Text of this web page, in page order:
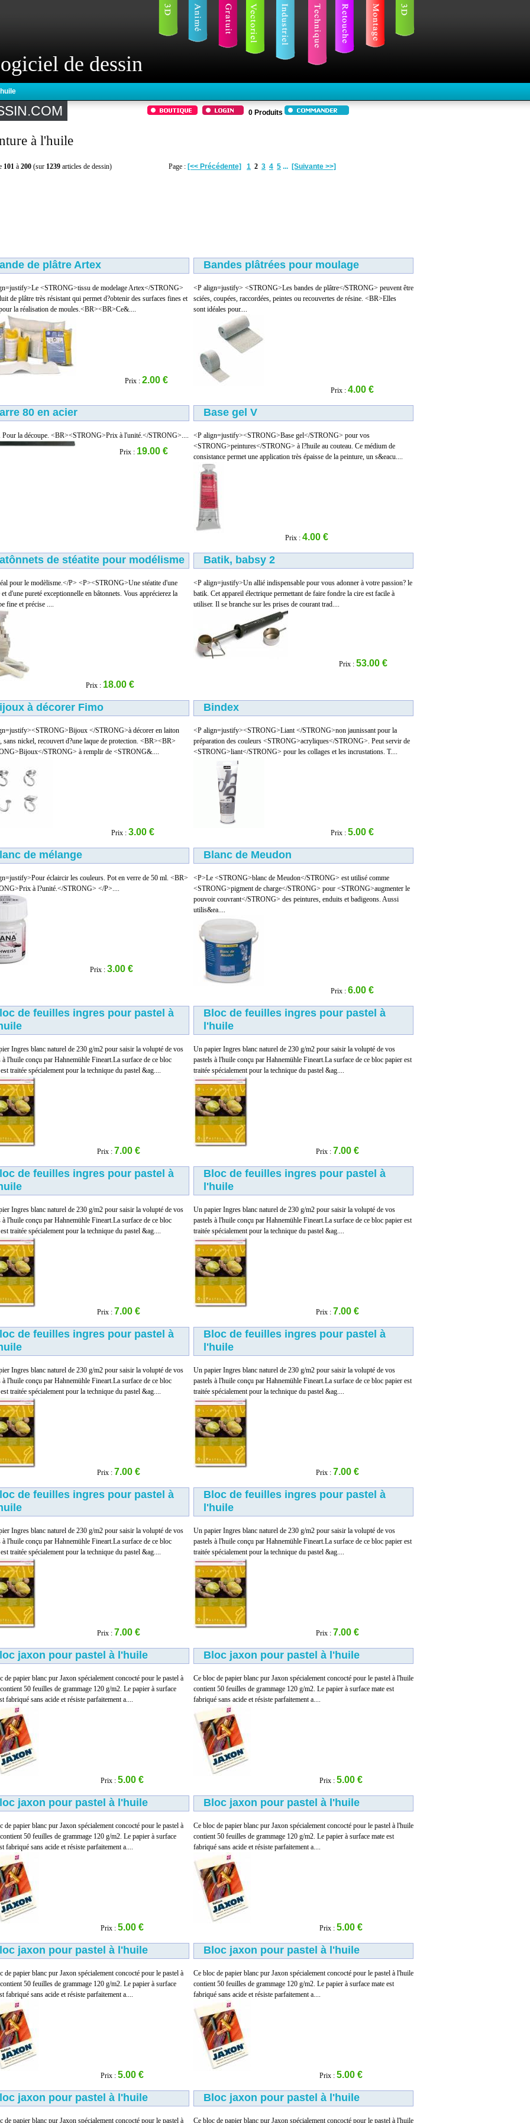
de dessin
0 Produits
à l'huile
101 à 200 (sur 1239 articles de dessin) Page : [<< Précédente] 1 2 3 4 5 ... [Suivante >>]
de plâtre Artex
<STRONG>tissu de modelage Artex</STRONG>
de plâtre très résistant qui permet d?obtenir des surfaces fines et
la réalisation de moules.<BR><BR>Ce&....
Prix : 2.00 €
Bandes plâtrées pour moulage
<P align=justify> <STRONG>Les bandes de plâtre</STRONG> peuvent être
sciées, coupées, raccordées, peintes ou recouvertes de résine. <BR>Elles
sont idéales pour....
Prix : 4.00 €
80 en acier
Pour la découpe. <BR><STRONG>Prix à l'unité.</STRONG>....
Prix : 19.00 €
Base gel V
<P align=justify><STRONG>Base gel</STRONG> pour vos
<STRONG>peintures</STRONG> à l?huile au couteau. Ce médium de
consistance permet une application très épaisse de la peinture, un s&eacu....
Prix : 4.00 €
de stéatite pour modélisme
pour le modèlisme.</P> <P><STRONG>Une stéatite d'une
d'une pureté exceptionnelle en bâtonnets. Vous apprécierez la
fine et précise ....
Prix : 18.00 €
Batik, babsy 2
<P align=justify>Un allié indispensable pour vous adonner à votre passion? le
batik. Cet appareil électrique permettant de faire fondre la cire est facile à
utiliser. Il se branche sur les prises de courant trad....
Prix : 53.00 €
à décorer Fimo
</STRONG>à décorer en laiton
sans nickel, recouvert d?une laque de protection. <BR><BR>
STRONG> à remplir de <STRONG&....
Prix : 3.00 €
Bindex
<P align=justify><STRONG>Liant </STRONG>non jaunissant pour la
préparation des couleurs <STRONG>acryliques</STRONG>. Peut servir de
<STRONG>liant</STRONG> pour les collages et les incrustations. T....
Prix : 5.00 €
de mélange
éclaircir les couleurs. Pot en verre de 50 ml. <BR>
à l?unité.</STRONG> </P>....
Prix : 3.00 €
Blanc de Meudon
<P>Le <STRONG>blanc de Meudon</STRONG> est utilisé comme
<STRONG>pigment de charge</STRONG> pour <STRONG>augmenter le
pouvoir couvrant</STRONG> des peintures, enduits et badigeons. Aussi
utilis&ea....
Prix : 6.00 €
de feuilles ingres pour pastel à
Ingres blanc naturel de 230 g/m2 pour saisir la volupté de vos
à l'huile conçu par Hahnemühle Fineart.La surface de ce bloc
traitée spécialement pour la technique du pastel &ag....
Prix : 7.00 €
Bloc de feuilles ingres pour pastel à
l'huile
Un papier Ingres blanc naturel de 230 g/m2 pour saisir la volupté de vos
pastels à l'huile conçu par Hahnemühle Fineart.La surface de ce bloc papier est
traitée spécialement pour la technique du pastel &ag....
Prix : 7.00 €
de feuilles ingres pour pastel à
Ingres blanc naturel de 230 g/m2 pour saisir la volupté de vos
à l'huile conçu par Hahnemühle Fineart.La surface de ce bloc
traitée spécialement pour la technique du pastel &ag....
Prix : 7.00 €
Bloc de feuilles ingres pour pastel à
l'huile
Un papier Ingres blanc naturel de 230 g/m2 pour saisir la volupté de vos
pastels à l'huile conçu par Hahnemühle Fineart.La surface de ce bloc papier est
traitée spécialement pour la technique du pastel &ag....
Prix : 7.00 €
de feuilles ingres pour pastel à
Ingres blanc naturel de 230 g/m2 pour saisir la volupté de vos
à l'huile conçu par Hahnemühle Fineart.La surface de ce bloc
traitée spécialement pour la technique du pastel &ag....
Prix : 7.00 €
Bloc de feuilles ingres pour pastel à
l'huile
Un papier Ingres blanc naturel de 230 g/m2 pour saisir la volupté de vos
pastels à l'huile conçu par Hahnemühle Fineart.La surface de ce bloc papier est
traitée spécialement pour la technique du pastel &ag....
Prix : 7.00 €
de feuilles ingres pour pastel à
Ingres blanc naturel de 230 g/m2 pour saisir la volupté de vos
à l'huile conçu par Hahnemühle Fineart.La surface de ce bloc
traitée spécialement pour la technique du pastel &ag....
Prix : 7.00 €
Bloc de feuilles ingres pour pastel à
l'huile
Un papier Ingres blanc naturel de 230 g/m2 pour saisir la volupté de vos
pastels à l'huile conçu par Hahnemühle Fineart.La surface de ce bloc papier est
traitée spécialement pour la technique du pastel &ag....
Prix : 7.00 €
jaxon pour pastel à l'huile
de papier blanc pur Jaxon spécialement concocté pour le pastel à
50 feuilles de grammage 120 g/m2. Le papier à surface
fabriqué sans acide et résiste parfaitement a....
Prix : 5.00 €
Bloc jaxon pour pastel à l'huile
Ce bloc de papier blanc pur Jaxon spécialement concocté pour le pastel à l'huile
contient 50 feuilles de grammage 120 g/m2. Le papier à surface mate est
fabriqué sans acide et résiste parfaitement a....
Prix : 5.00 €
jaxon pour pastel à l'huile
de papier blanc pur Jaxon spécialement concocté pour le pastel à
50 feuilles de grammage 120 g/m2. Le papier à surface
fabriqué sans acide et résiste parfaitement a....
Prix : 5.00 €
Bloc jaxon pour pastel à l'huile
Ce bloc de papier blanc pur Jaxon spécialement concocté pour le pastel à l'huile
contient 50 feuilles de grammage 120 g/m2. Le papier à surface mate est
fabriqué sans acide et résiste parfaitement a....
Prix : 5.00 €
jaxon pour pastel à l'huile
de papier blanc pur Jaxon spécialement concocté pour le pastel à
50 feuilles de grammage 120 g/m2. Le papier à surface
fabriqué sans acide et résiste parfaitement a....
Prix : 5.00 €
Bloc jaxon pour pastel à l'huile
Ce bloc de papier blanc pur Jaxon spécialement concocté pour le pastel à l'huile
contient 50 feuilles de grammage 120 g/m2. Le papier à surface mate est
fabriqué sans acide et résiste parfaitement a....
Prix : 5.00 €
jaxon pour pastel à l'huile
de papier blanc pur Jaxon spécialement concocté pour le pastel à
Bloc jaxon pour pastel à l'huile
Ce bloc de papier blanc pur Jaxon spécialement concocté pour le pastel à l'huile